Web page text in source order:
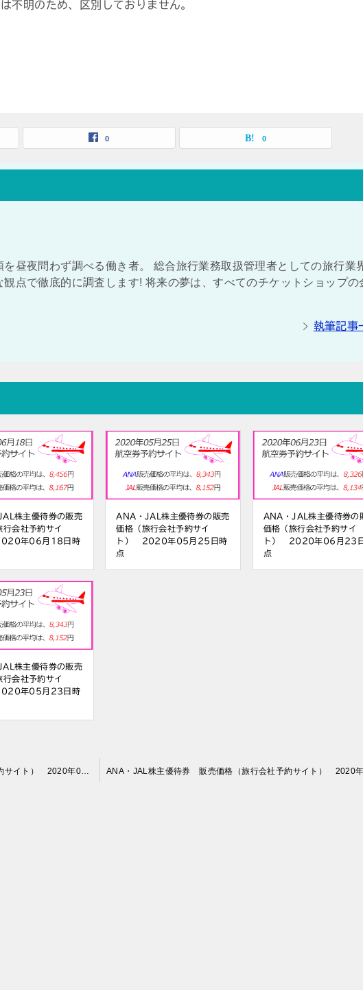
不明のため、区別しておりません。
0 0
を昼夜問わず調べる働き者。 総合旅行業務取扱管理者としての旅行業
観点で徹底的に調査します! 将来の夢は、すべてのチケットショップの
執筆記事
株主優待券の販売
行会社予約サイ
年06月18日時
ANA・JAL株主優待券の販売
価格（旅行会社予約サイ
ト） 2020年05月25日時
点
ANA・JAL株主優待券の
価格（旅行会社予約サイ
ト） 2020年06月23
点
株主優待券の販売
行会社予約サイ
年05月23日時